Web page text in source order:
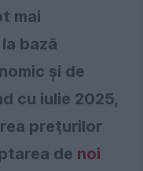
mai
bază
şi de
cu iulie 2025,
preţurilor
de noi